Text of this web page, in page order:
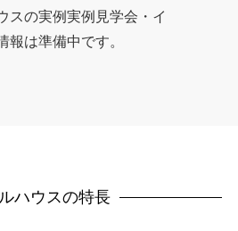
スの実例実例見学会・イ
報は準備中です。
ハウスの特長